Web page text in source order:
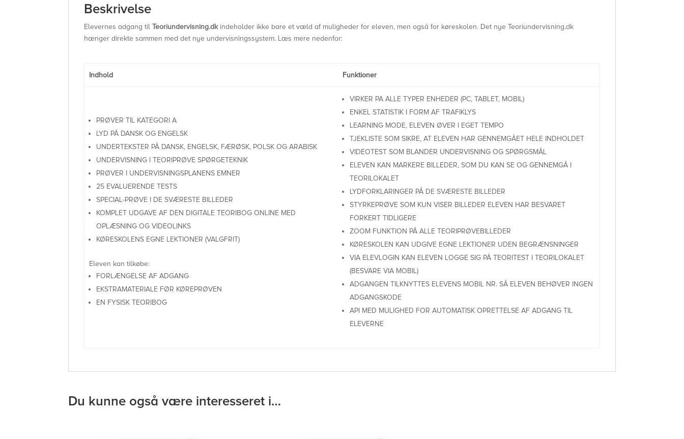
Beskrivelse
Elevernes adgang tilTeoriundervisning.dkindeholder ikke bare et væld af muligheder for eleven, men også for køreskolen. Det nye Teoriundervisning.dk
hænger direkte sammen med det nye undervisningssystem. Læs mere nedenfor:
Indhold Funktioner
PRØVER TIL KATEGORI A
LYD PÅ DANSK OG ENGELSK
UNDERTEKSTER PÅ DANSK, ENGELSK, FÆRØSK, POLSK OG ARABISK
UNDERVISNING I TEORIPRØVE SPØRGETEKNIK
PRØVER I UNDERVISNINGSPLANENS EMNER
25 EVALUERENDE TESTS
SPECIAL-PRØVE I DE SVÆRESTE BILLEDER
KOMPLET UDGAVE AF DEN DIGITALE TEORIBOG ONLINE MED
OPLÆSNING OG VIDEOLINKS
KØRESKOLENS EGNE LEKTIONER (VALGFRIT)
Eleven kan tilkøbe:
FORLÆNGELSE AF ADGANG
EKSTRAMATERIALE FØR KØREPRØVEN
EN FYSISK TEORIBOG
VIRKER PA ALLE TYPER ENHEDER (PC, TABLET, MOBIL)
ENKEL STATISTIK I FORM AF TRAFIKLYS
LEARNING MODE, ELEVEN ØVER I EGET TEMPO
TJEKLISTE SOM SIKRE, AT ELEVEN HAR GENNEMGÅET HELE INDHOLDET
VIDEOTEST SOM BLANDER UNDERVISNING OG SPØRGSMÅL
ELEVEN KAN MARKERE BILLEDER, SOM DU KAN SE OG GENNEMGÅ I
TEORILOKALET
LYDFORKLARINGER PÅ DE SVÆRESTE BILLEDER
STYRKEPRØVE SOM KUN VISER BILLEDER ELEVEN HAR BESVARET
FORKERT TIDLIGERE
ZOOM FUNKTION PÅ ALLE TEORIPRØVEBILLEDER
KØRESKOLEN KAN UDGIVE EGNE LEKTIONER UDEN BEGRÆNSNINGER
VIA ELEVLOGIN KAN ELEVEN LOGGE SIG PÅ TEORITEST I TEORILOKALET
(BESVARE VIA MOBIL)
ADGANGEN TILKNYTTES ELEVENS MOBIL NR. SÅ ELEVEN BEHØVER INGEN
ADGANGSKODE
API MED MULIGHED FOR AUTOMATISK OPRETTELSE AF ADGANG TIL
ELEVERNE
Du kunne også være interesseret i…